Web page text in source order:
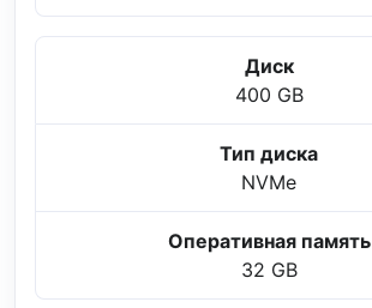
Диск
400 GB
Тип диска
NVMe
Оперативная память
32 GB